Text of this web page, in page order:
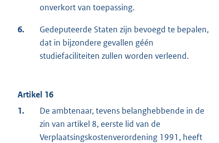
onverkort van toepassing.
6.
Gedeputeerde Staten zijn bevoegd te bepalen,
dat in bijzondere gevallen géén
studiefaciliteiten zullen worden verleend.
Artikel 16
1.
De ambtenaar, tevens belanghebbende in de
zin van artikel 8, eerste lid van de
Verplaatsingskostenverordening 1991, heeft